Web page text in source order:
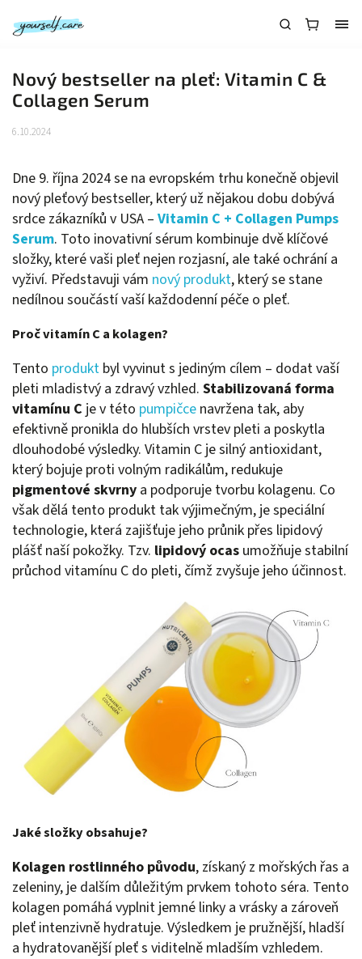
Nový bestseller na pleť: Vitamin C &
Collagen Serum
6.10.2024
Dne 9. října 2024 se na evropském trhu konečně objevil
nový pleťový bestseller, který už nějakou dobu dobývá
srdce zákazníků v USA – Vitamin C + Collagen Pumps
Serum. Toto inovativní sérum kombinuje dvě klíčové
složky, které vaši pleť nejen rozjasní, ale také ochrání a
vyživí. Představuji vám nový produkt, který se stane
nedílnou součástí vaší každodenní péče o pleť.
Proč vitamín C a kolagen?
Tento produkt byl vyvinut s jediným cílem – dodat vaší
pleti mladistvý a zdravý vzhled. Stabilizovaná forma
vitamínu C je v této pumpičce navržena tak, aby
efektivně pronikla do hlubších vrstev pleti a poskytla
dlouhodobé výsledky. Vitamin C je silný antioxidant,
který bojuje proti volným radikálům, redukuje
pigmentové skvrny a podporuje tvorbu kolagenu. Co
však dělá tento produkt tak výjimečným, je speciální
technologie, která zajišťuje jeho průnik přes lipidový
plášť naší pokožky. Tzv. lipidový ocas umožňuje stabilní
průchod vitamínu C do pleti, čímž zvyšuje jeho účinnost.
Jaké složky obsahuje?
Kolagen rostlinného původu, získaný z mořských řas a
zeleniny, je dalším důležitým prvkem tohoto séra. Tento
kolagen pomáhá vyplnit jemné linky a vrásky a zároveň
pleť intenzivně hydratuje. Výsledkem je pružnější, hladší
a hydratovanější pleť s viditelně mladším vzhledem.